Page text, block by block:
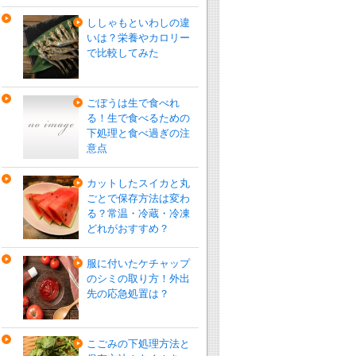
ししゃもといわしの違
いは？栄養やカロリー
で比較してみた
ごぼうは生で食べれ
る！生で食べるための
下処理と食べ過ぎの注
意点
カットしたスイカと丸
ごとで保存方法は変わ
る？常温・冷蔵・冷凍
どれがおすすめ？
服に付いたケチャップ
のシミの取り方！外出
先の応急処置は？
こごみの下処理方法と